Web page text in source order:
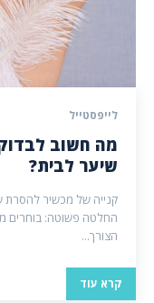
לייפסטייל
מה חשוב
שיער לבית?
קנייה של מכשיר להסרת
החלטה פשוטה: בוחרים
הצורך...
קרא עוד